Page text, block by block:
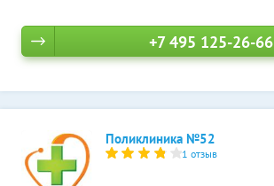
+7 495 125-26-66
Поликлиника №52
1 отзыв